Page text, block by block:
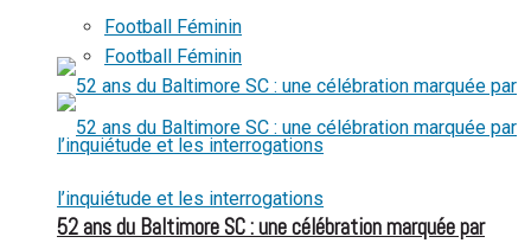
Football Féminin
Football Féminin
52 ans du Baltimore SC : une célébration marquée par